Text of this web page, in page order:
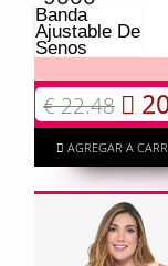
Banda
Ajustable De
Senos
€ 22.48
AGREGAR A